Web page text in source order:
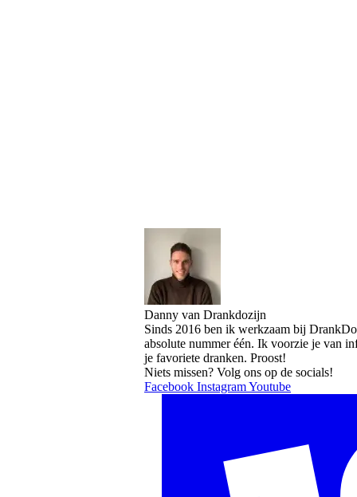
Danny van Drankdozijn
Sinds 2016 ben ik werkzaam bij
absolute nummer één. Ik voorzie je van
je favoriete dranken. Proost!
Niets missen? Volg ons op de socials!
Facebook InstagramYoutube